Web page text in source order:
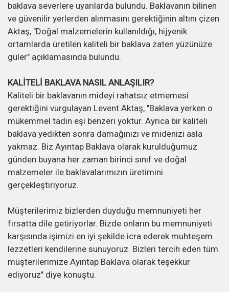
baklava severlere uyarılarda bulundu. Baklavanın bilinen
ve güvenilir yerlerden alınmasını gerektiğinin altını çizen
Aktaş, "Doğal malzemelerin kullanıldığı, hijyenik
ortamlarda üretilen kaliteli bir baklava zaten yüzünüze
güler" açıklamasında bulundu.
KALİTELİ BAKLAVA NASIL ANLAŞILIR?
Kaliteli bir baklavanın mideyi rahatsız etmemesi
gerektiğini vurgulayan Levent Aktaş, "Baklava yerken o
mükemmel tadın eşi benzeri yoktur. Ayrıca bir kaliteli
baklava yedikten sonra damağınızı ve midenizi asla
yakmaz. Biz Ayıntap Baklava olarak kurulduğumuz
günden buyana her zaman birinci sınıf ve doğal
malzemeler ile baklavalarımızın üretimini
gerçekleştiriyoruz.
Müşterilerimiz bizlerden duyduğu memnuniyeti her
fırsatta dile getiriyorlar. Bizde onların bu memnuniyeti
karşısında işimizi en iyi şekilde icra ederek muhteşem
lezzetleri kendilerine sunuyoruz. Bizleri tercih eden tüm
müşterilerimize Ayıntap Baklava olarak teşekkür
ediyoruz" diye konuştu.